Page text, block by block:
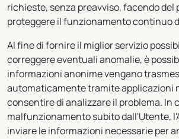
richieste, senza preavviso, facendo del
proteggere il funzionamento continuo
Al fine di fornire il miglior servizio
correggere eventuali anomalie, è
informazioni anonime vengano
automaticamente tramite applicazioni
consentire di analizzare il problema. In
malfunzionamento subito dall'Utente,
inviare le informazioni necessarie per